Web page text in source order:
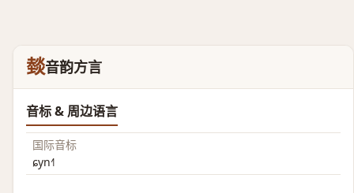
燅音韵方言
音标 & 周边语言
国际音标
ɕyn˧˥